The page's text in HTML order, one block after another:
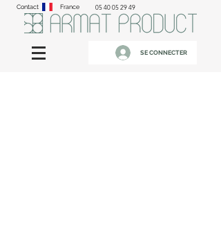
Contact France 05 40 05 29 49
SE CONNECTER